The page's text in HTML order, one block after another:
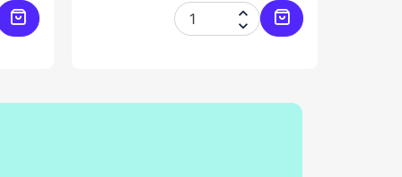
Ajouter au panier


Ajouter au panier